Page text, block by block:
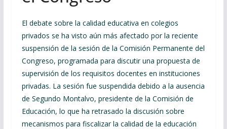
El debate sobre la calidad educativa en colegios
privados se ha visto aún más afectado por la reciente
suspensión de la sesión de la Comisión Permanente del
Congreso, programada para discutir una propuesta de
supervisión de los requisitos docentes en instituciones
privadas. La sesión fue suspendida debido a la ausencia
de Segundo Montalvo, presidente de la Comisión de
Educación, lo que ha retrasado la discusión sobre
mecanismos para fiscalizar la calidad de la educación